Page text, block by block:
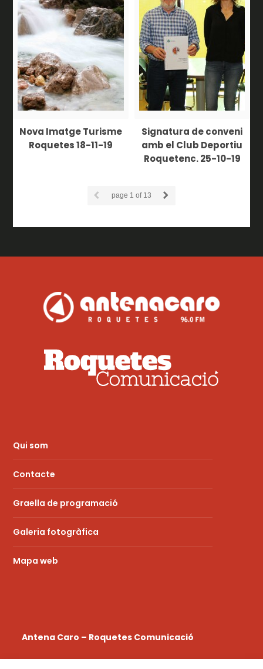
Nova Imatge Turisme
Roquetes 18-11-19
Signatura de conveni
amb el Club Deportiu
Roquetenc. 25-10-19
page 1 of 13
Qui som
Contacte
Graella de programació
Galeria fotogràfica
Mapa web
Antena Caro – Roquetes Comunicació